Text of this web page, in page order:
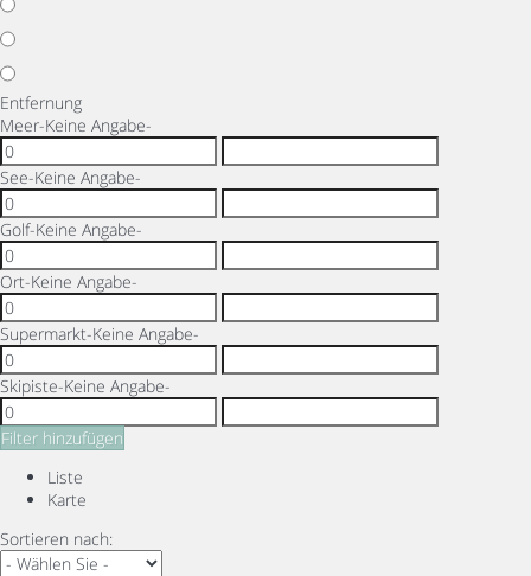
Entfernung
Meer-Keine Angabe-
See-Keine Angabe-
Golf-Keine Angabe-
Ort-Keine Angabe-
Supermarkt-Keine Angabe-
Skipiste-Keine Angabe-
Filter hinzufügen
Liste
Karte
Sortieren nach: